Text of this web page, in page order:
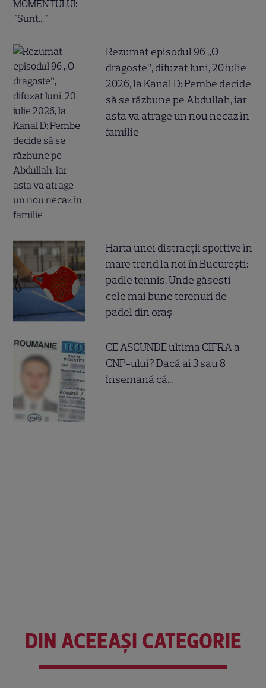
Rezumat episodul 96 „O
dragoste”, difuzat luni, 20 iulie
2026, la Kanal D: Pembe decide
să se răzbune pe Abdullah, iar
asta va atrage un nou necaz în
familie
Harta unei distracții sportive în
mare trend la noi în București:
padle tennis. Unde găsești
cele mai bune terenuri de
padel din oraș
CE ASCUNDE ultima CIFRA a
CNP-ului? Dacă ai 3 sau 8
însemană că...
DIN ACEEAȘI CATEGORIE